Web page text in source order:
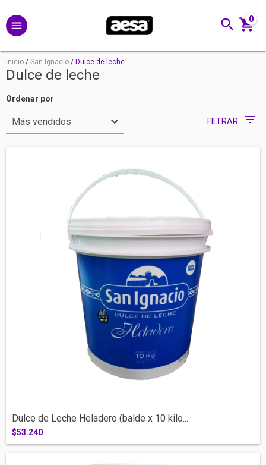
0
Inicio / San Ignacio / Dulce de leche
Dulce de leche
Ordenar por
FILTRAR
Dulce de Leche Heladero (balde x 10 kilo...
$53.240